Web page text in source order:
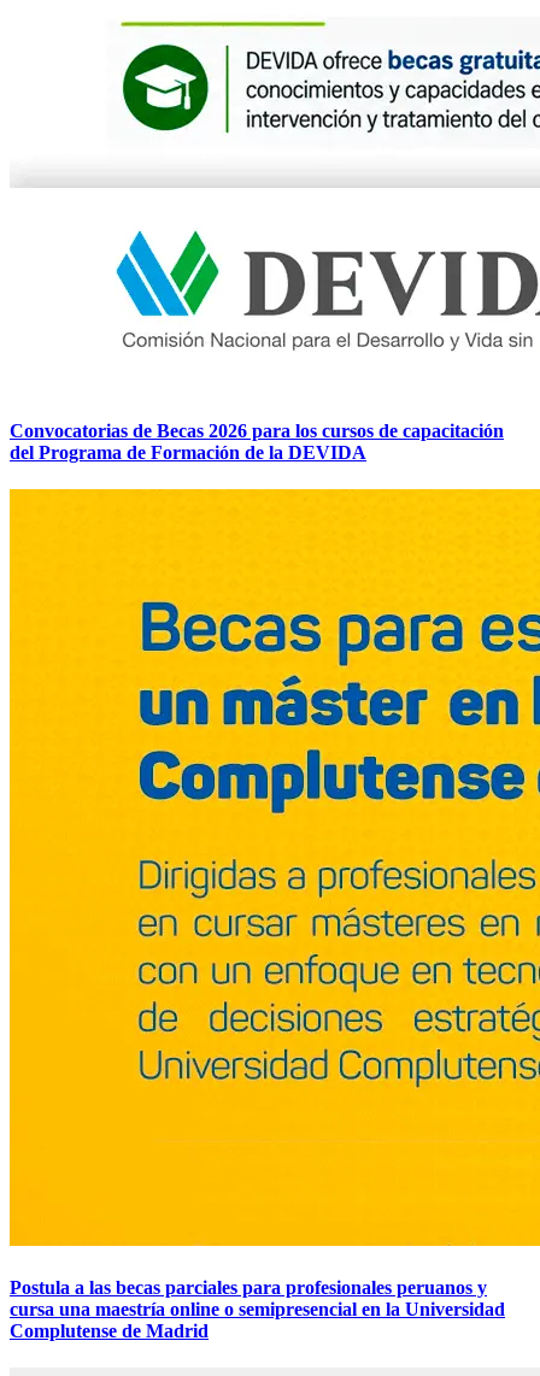
Convocatorias de Becas 2026 para los cursos de capacitación
del Programa de Formación de la DEVIDA
Postula a las becas parciales para profesionales peruanos y
cursa una maestría online o semipresencial en la Universidad
Complutense de Madrid